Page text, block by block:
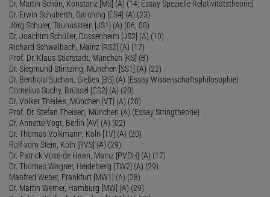
Dr. Martin Schön, Konstanz [MS] (A) (14; Essay Spezielle Relativitätstheorie)
Dr. Erwin Schuberth, Garching [ES4] (A) (23)
Jörg Schuler, Taunusstein [JS1] (A) (06, 08)
Dr. Joachim Schüller, Dossenheim [JS2] (A) (10)
Richard Schwalbach, Mainz [RS2] (A) (17)
Prof. Dr. Klaus Stierstadt, München [KS] (B)
Dr. Siegmund Stintzing, München [SS1] (A) (22)
Dr. Berthold Suchan, Gießen [BS] (A) (Essay Wissenschaftsphilosophie)
Cornelius Suchy, Brüssel [CS2] (A) (20)
Dr. Volker Theileis, München [VT] (A) (20)
Prof. Dr. Stefan Theisen, München (A) (Essay Stringtheorie)
Dr. Annette Vogt, Berlin [AV] (A) (02)
Dr. Thomas Volkmann, Köln [TV] (A) (20)
Rolf vom Stein, Köln [RVS] (A) (29)
Dr. Patrick Voss-de Haan, Mainz [PVDH] (A) (17)
Dr. Thomas Wagner, Heidelberg [TW2] (A) (29)
Manfred Weber, Frankfurt [MW1] (A) (28)
Dr. Martin Werner, Hamburg [MW] (A) (29)